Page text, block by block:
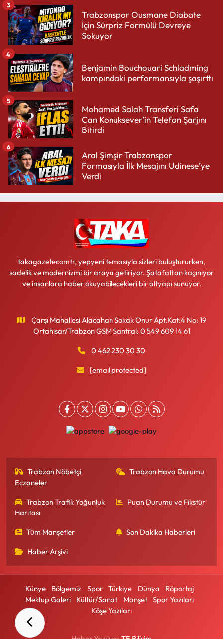
Trabzonspor Ousmane Diabate
İçin Sürpriz Formülü Devreye
Sokuyor
3
Benjamin Bouchouari Schladming
kampındaki performansıyla şaşırttı
4
Mohamed Salah Transferi Safa
Can Konuksever’in Telefon Şarjını
Bitirdi
5
Aral Şimşir Trabzonspor
Formasıyla İlk Mesajını Udinese’ye
Verdi
6
takagazetecomtr, yepyeni temasıyla sizleri buluştururken,
sadelik ve modernizmi bir araya getiriyor. Şatafattan kaçınıyor
ve insanlara haber okuyabilecekleri bir altyapı sunuyor.
Çarşı Mahallesi Alacahan Sokak Onur Apt.Kat:4 No: 19
Ortahisar/Trabzon GSM Santral: 0 549 609 14 61
0 462 230 30 30
[email protected]
Trabzon Nöbetçi
Eczaneler
Trabzon Hava Durumu
Trabzon Trafik Yoğunluk
Haritası
Puan Durumu ve Fikstür
Tüm Manşetler Son Dakika Haberleri
Haber Arşivi
Künye Bölgemiz Spor Türkiye Dünya
Röportaj
Mektup Galeri
Kültür/Sanat Manşet
Spor Yazıları
Köşe Yazıları